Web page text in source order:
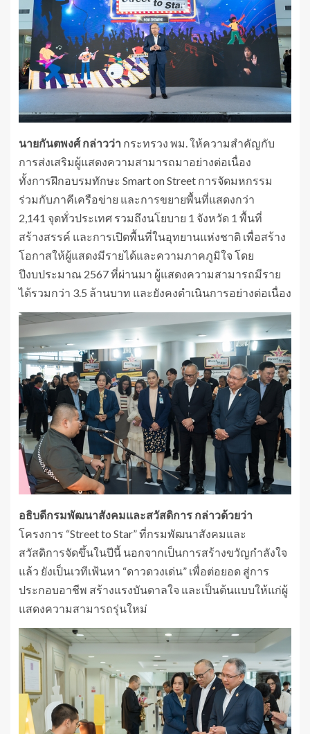
นายกันตพงศ์ กล่าวว่า กระทรวง พม. ให้ความสำคัญกับ
การส่งเสริมผู้แสดงความสามารถมาอย่างต่อเนื่อง
ทั้งการฝึกอบรมทักษะ Smart on Street การจัดมหกรรม
ร่วมกับภาคีเครือข่าย และการขยายพื้นที่แสดงกว่า
2,141 จุดทั่วประเทศ รวมถึงนโยบาย 1 จังหวัด 1 พื้นที่
สร้างสรรค์ และการเปิดพื้นที่ในอุทยานแห่งชาติ เพื่อสร้าง
โอกาสให้ผู้แสดงมีรายได้และความภาคภูมิใจ โดย
ปีงบประมาณ 2567 ที่ผ่านมา ผู้แสดงความสามารถมีราย
ได้รวมกว่า 3.5 ล้านบาท และยังคงดำเนินการอย่างต่อเนื่อง
อธิบดีกรมพัฒนาสังคมและสวัสดิการ กล่าวด้วยว่า
โครงการ “Street to Star” ที่กรมพัฒนาสังคมและ
สวัสดิการจัดขึ้นในปีนี้ นอกจากเป็นการสร้างขวัญกำลังใจ
แล้ว ยังเป็นเวทีเฟ้นหา “ดาวดวงเด่น” เพื่อต่อยอด สู่การ
ประกอบอาชีพ สร้างแรงบันดาลใจ และเป็นต้นแบบให้แก่ผู้
แสดงความสามารถรุ่นใหม่